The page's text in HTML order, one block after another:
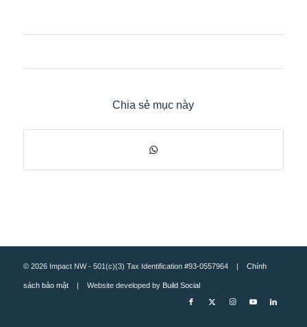
Chia sẻ mục này
© 2026 Impact NW - 501(c)(3) Tax Identification #93-0557964 | Chính
sách bảo mật| Website developed by Build Social